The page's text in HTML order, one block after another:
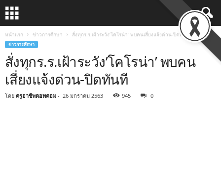
หน้าแรก ข่าวการศึกษา สั่งทุกร.ร.เฝ้าระวัง’โคโรน่า’ พบคนเสี่ยงแจ้งด่วน-ปิดทันที
ข่าวการศึกษา
สั่งทุกร.ร.เฝ้าระวัง’โคโรน่า’ พบคน
เสี่ยงแจ้งด่วน-ปิดทันที
โดย ครูอาชีพดอทคอม - 26 มกราคม 2563 945 0